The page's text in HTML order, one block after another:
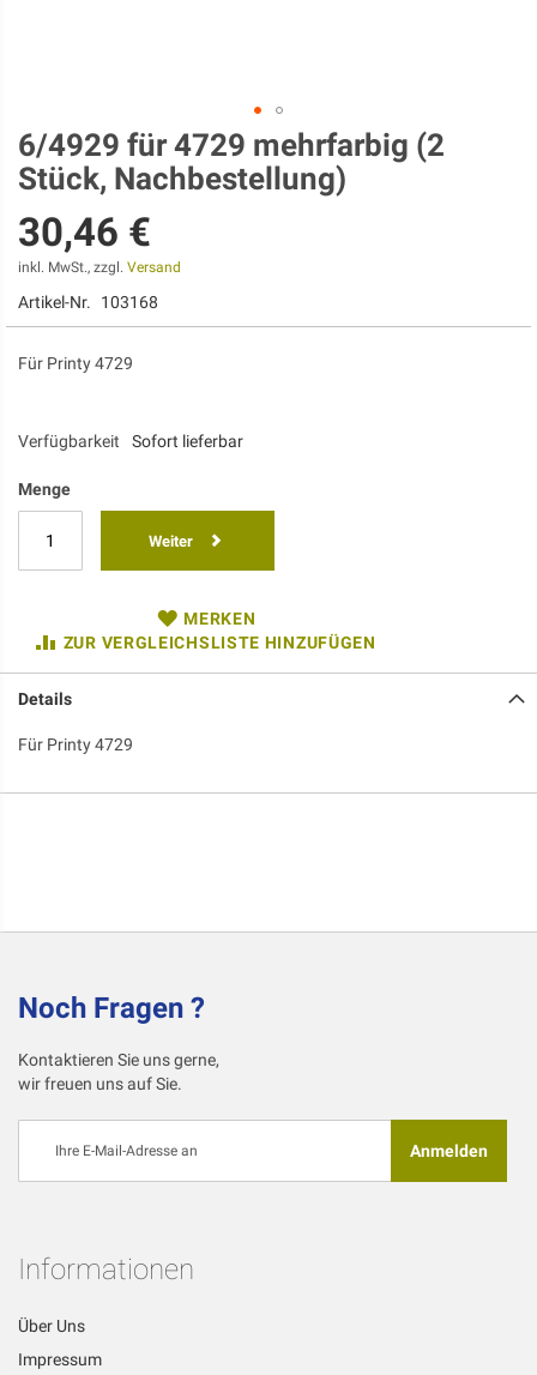
Zum
Anfang
der
springen
6/4929 für 4729 mehrfarbig (2
Stück, Nachbestellung)
30,46 €
inkl. MwSt., zzgl. Versand
Artikel-Nr. 103168
Für Printy 4729
Verfügbarkeit Sofort lieferbar
Menge
Weiter
MERKEN
ZUR VERGLEICHSLISTE HINZUFÜGEN
Details
Für Printy 4729
Noch Fragen ?
Kontaktieren Sie uns gerne,
wir freuen uns auf Sie.
sich
an:
Anmelden
Informationen
Über Uns
Impressum